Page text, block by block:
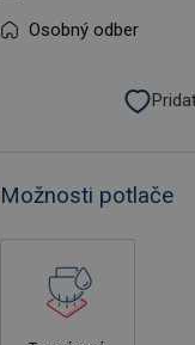
Osobný odber
Možnosti potlače